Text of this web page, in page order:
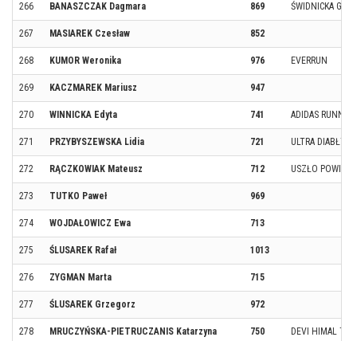
266 BANASZCZAK Dagmara 869 ŚWIDNICKA
267 MASIAREK Czesław 852
268 KUMOR Weronika 976 EVERRUN
269 KACZMAREK Mariusz 947
270 WINNICKA Edyta 741 ADIDAS
271 PRZYBYSZEWSKA Lidia 721 ULTRA DIABŁY
272 RĄCZKOWIAK Mateusz 712 USZŁO
273 TUTKO Paweł 969
274 WOJDAŁOWICZ Ewa 713
275 ŚLUSAREK Rafał 1013
276 ZYGMAN Marta 715
277 ŚLUSAREK Grzegorz 972
278 MRUCZYŃSKA-PIETRUCZANIS Katarzyna 750 DEVI HIMAL